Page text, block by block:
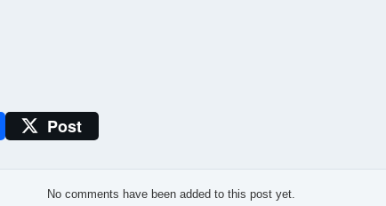
Post
No comments have been added to this post yet.